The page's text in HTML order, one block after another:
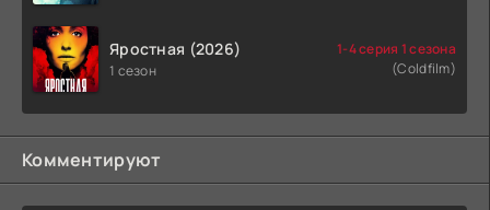
Яростная (2026)
1 сезон
1-4 серия 1 сезона
(Coldfilm)
Комментируют